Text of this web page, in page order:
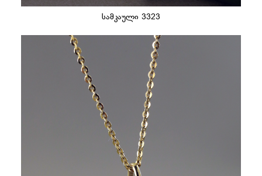
სამკაული 3323